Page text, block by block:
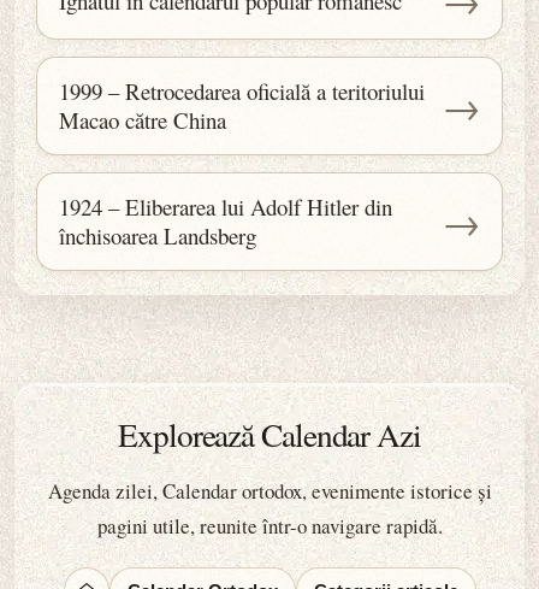
1999 – Retrocedarea oficială a teritoriului
Macao către China
→
1924 – Eliberarea lui Adolf Hitler din
închisoarea Landsberg
→
Explorează Calendar Azi
Agenda zilei, Calendar ortodox, evenimente istorice și
pagini utile, reunite într-o navigare rapidă.